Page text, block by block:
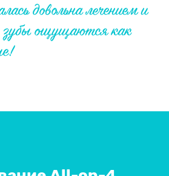
довольна лечением и
ощущаются как